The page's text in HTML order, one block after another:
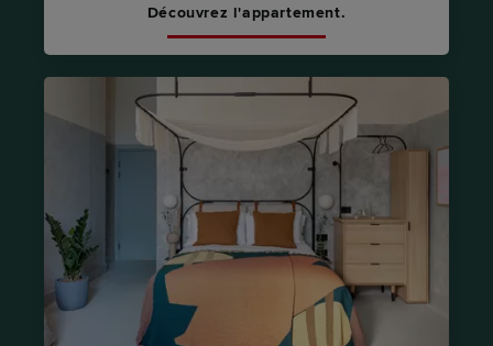
Découvrez l'appartement.